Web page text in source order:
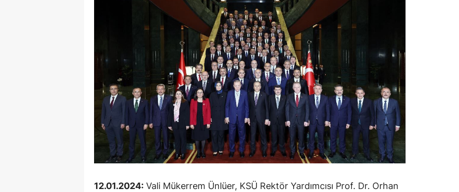
12.01.2024: Vali Mükerrem Ünlüer, KSÜ Rektör Yardımcısı Prof. Dr. Orhan